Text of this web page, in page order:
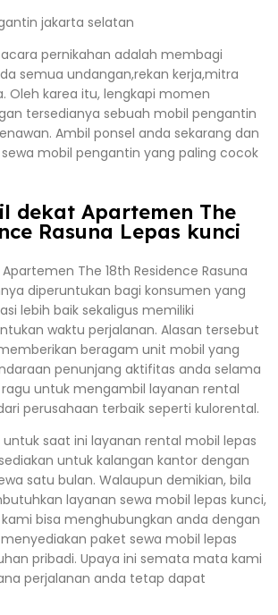
pernikahan adalah membagi
semua undangan,rekan kerja,mitra
Oleh karea itu, lengkapi momen
tersedianya sebuah mobil pengantin
Ambil ponsel anda sekarang dan
mobil pengantin yang paling cocok
dekat Apartemen The
Rasuna Lepas kunci
The 18th Residence Rasuna
diperuntukan bagi konsumen yang
lebih baik sekaligus memiliki
waktu perjalanan. Alasan tersebut
beragam unit mobil yang
penunjang aktifitas anda selama
untuk mengambil layanan rental
perusahaan terbaik seperti kulorental.
saat ini layanan rental mobil lepas
untuk kalangan kantor dengan
satu bulan. Walaupun demikian, bila
layanan sewa mobil lepas kunci,
bisa menghubungkan anda dengan
paket sewa mobil lepas
pribadi. Upaya ini semata mata kami
perjalanan anda tetap dapat